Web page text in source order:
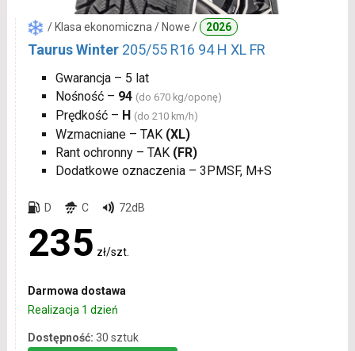
/ Klasa ekonomiczna / Nowe / 2026
Taurus Winter 205/55 R16 94 H XL FR
Gwarancja – 5 lat
Nośność – 94 (do 670 kg/oponę)
Prędkość – H (do 210 km/h)
Wzmacniane – TAK (XL)
Rant ochronny – TAK (FR)
Dodatkowe oznaczenia – 3PMSF, M+S
D C 72dB
235 zł/szt.
Darmowa dostawa
Realizacja 1 dzień
Dostępność: 30 sztuk